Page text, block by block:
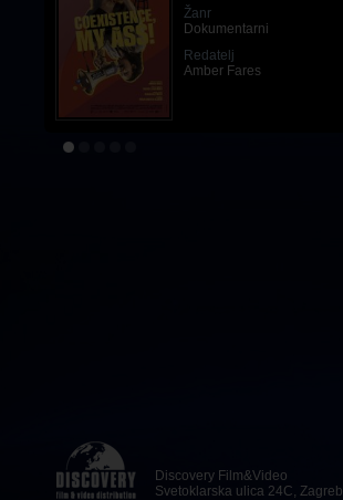
Žanr
Dokumentarni
Redatelj
Amber Fares
Discovery Film&Video
Svetoklarska ulica 24C, Zagreb